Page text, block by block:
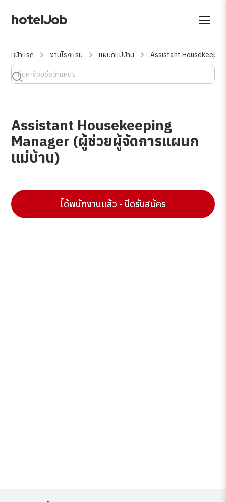
hotelJob
หน้าแรก งานโรงแรม แผนกแม่บ้าน Assistant
Assistant Housekeeping
Manager (ผู้ช่วยผู้จัดการแผนก
แม่บ้าน)
ได้พนักงานแล้ว - ปิดรับสมัคร